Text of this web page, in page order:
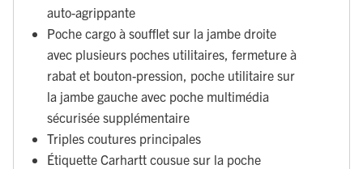
auto-agrippante
Poche cargo à soufflet sur la jambe droite
avec plusieurs poches utilitaires, fermeture à
rabat et bouton-pression, poche utilitaire sur
la jambe gauche avec poche multimédia
sécurisée supplémentaire
Triples coutures principales
Étiquette Carhartt cousue sur la poche